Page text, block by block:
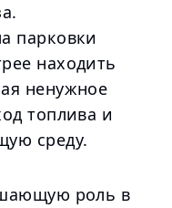
парковки
находить
ненужное
топлива и
среду.
роль в